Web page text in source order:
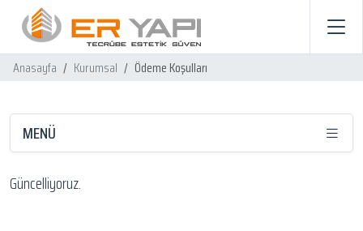
Anasayfa Kurumsal Ödeme Koşulları
MENÜ
Güncelliyoruz.